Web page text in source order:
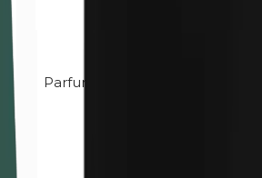
Parfum (mélange)